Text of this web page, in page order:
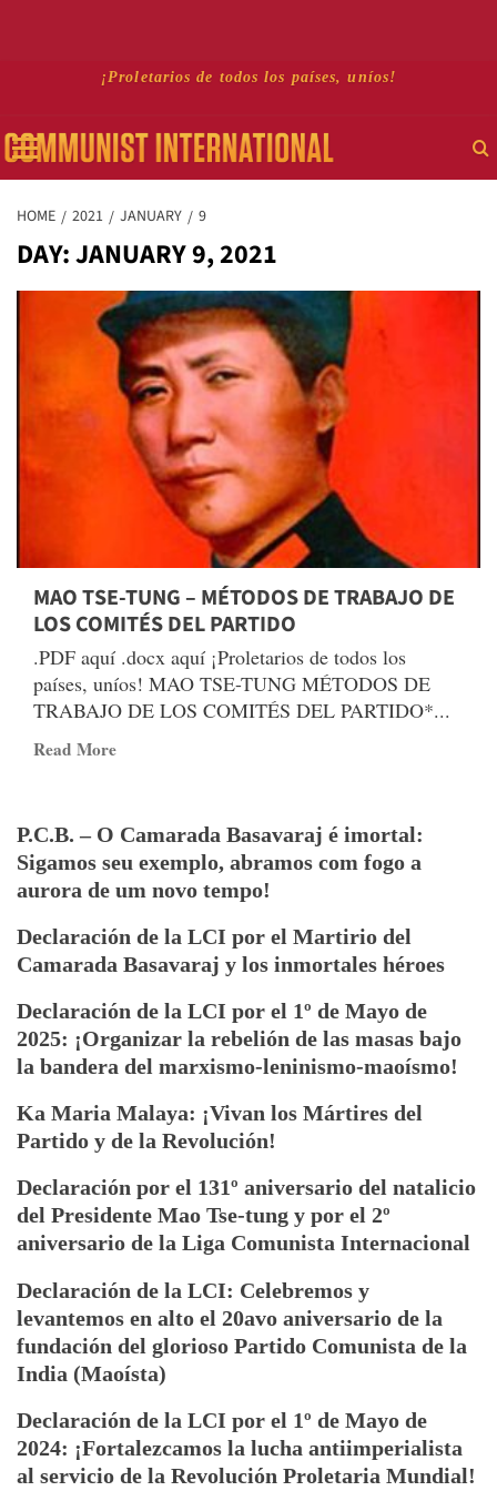
content
¡Proletarios de todos los países, uníos!
Primary
Menu
HOME 2021 JANUARY 9
DAY:JANUARY 9, 2021
MAO TSE-TUNG – MÉTODOS DE TRABAJO DE
LOS COMITÉS DEL PARTIDO
.PDF aquí .docx aquí ¡Proletarios de todos los
países, uníos! MAO TSE-TUNG MÉTODOS DE
TRABAJO DE LOS COMITÉS DEL PARTIDO*...
Read MoreRead
MAO
MÉTODOS
DE
DE
LOS
COMITÉS
PARTIDO
P.C.B. – O Camarada Basavaraj é imortal:
Sigamos seu exemplo, abramos com fogo a
aurora de um novo tempo!
Declaración de la LCI por el Martirio del
Camarada Basavaraj y los inmortales héroes
Declaración de la LCI por el 1º de Mayo de
2025: ¡Organizar la rebelión de las masas bajo
la bandera del marxismo-leninismo-maoísmo!
Ka Maria Malaya: ¡Vivan los Mártires del
Partido y de la Revolución!
Declaración por el 131º aniversario del natalicio
del Presidente Mao Tse-tung y por el 2º
aniversario de la Liga Comunista Internacional
Declaración de la LCI: Celebremos y
levantemos en alto el 20avo aniversario de la
fundación del glorioso Partido Comunista de la
India (Maoísta)
Declaración de la LCI por el 1º de Mayo de
2024: ¡Fortalezcamos la lucha antiimperialista
al servicio de la Revolución Proletaria Mundial!